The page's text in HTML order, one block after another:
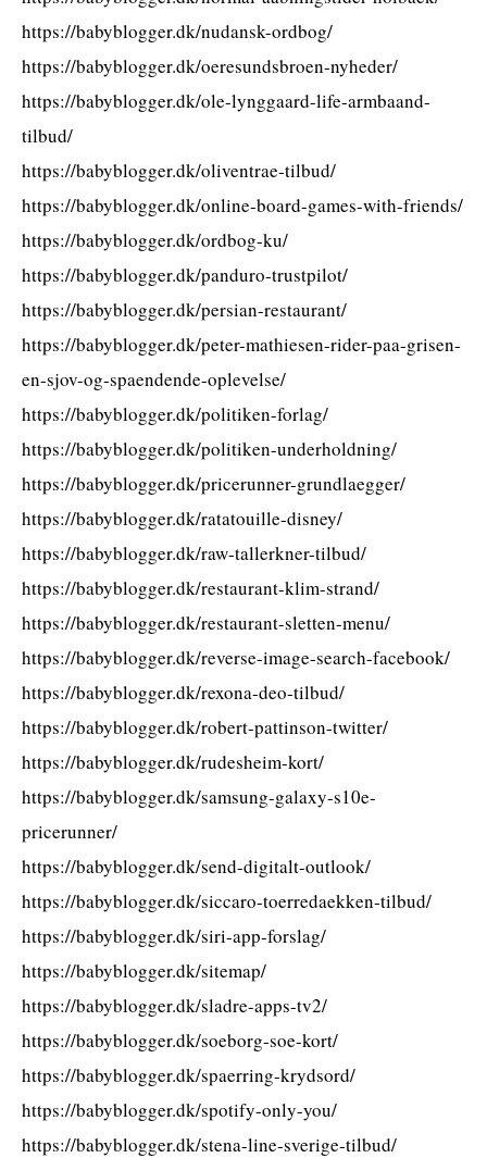
https://babyblogger.dk/nudansk-ordbog/
https://babyblogger.dk/oeresundsbroen-nyheder/
https://babyblogger.dk/ole-lynggaard-life-armbaand-
tilbud/
https://babyblogger.dk/oliventrae-tilbud/
https://babyblogger.dk/online-board-games-with-friends/
https://babyblogger.dk/ordbog-ku/
https://babyblogger.dk/panduro-trustpilot/
https://babyblogger.dk/persian-restaurant/
https://babyblogger.dk/peter-mathiesen-rider-paa-grisen-
en-sjov-og-spaendende-oplevelse/
https://babyblogger.dk/politiken-forlag/
https://babyblogger.dk/politiken-underholdning/
https://babyblogger.dk/pricerunner-grundlaegger/
https://babyblogger.dk/ratatouille-disney/
https://babyblogger.dk/raw-tallerkner-tilbud/
https://babyblogger.dk/restaurant-klim-strand/
https://babyblogger.dk/restaurant-sletten-menu/
https://babyblogger.dk/reverse-image-search-facebook/
https://babyblogger.dk/rexona-deo-tilbud/
https://babyblogger.dk/robert-pattinson-twitter/
https://babyblogger.dk/rudesheim-kort/
https://babyblogger.dk/samsung-galaxy-s10e-
pricerunner/
https://babyblogger.dk/send-digitalt-outlook/
https://babyblogger.dk/siccaro-toerredaekken-tilbud/
https://babyblogger.dk/siri-app-forslag/
https://babyblogger.dk/sitemap/
https://babyblogger.dk/sladre-apps-tv2/
https://babyblogger.dk/soeborg-soe-kort/
https://babyblogger.dk/spaerring-krydsord/
https://babyblogger.dk/spotify-only-you/
https://babyblogger.dk/stena-line-sverige-tilbud/